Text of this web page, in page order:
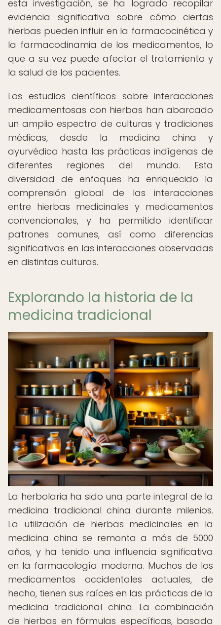
esta investigación, se ha logrado recopilar
evidencia significativa sobre cómo ciertas
hierbas pueden influir en la farmacocinética y
la farmacodinamia de los medicamentos, lo
que a su vez puede afectar el tratamiento y
la salud de los pacientes.
Los estudios científicos sobre interacciones
medicamentosas con hierbas han abarcado
un amplio espectro de culturas y tradiciones
médicas, desde la medicina china y
ayurvédica hasta las prácticas indígenas de
diferentes regiones del mundo. Esta
diversidad de enfoques ha enriquecido la
comprensión global de las interacciones
entre hierbas medicinales y medicamentos
convencionales, y ha permitido identificar
patrones comunes, así como diferencias
significativas en las interacciones observadas
en distintas culturas.
Explorando la historia de la
medicina tradicional
La herbolaria ha sido una parte integral de la
medicina tradicional china durante milenios.
La utilización de hierbas medicinales en la
medicina china se remonta a más de 5000
años, y ha tenido una influencia significativa
en la farmacología moderna. Muchos de los
medicamentos occidentales actuales, de
hecho, tienen sus raíces en las prácticas de la
medicina tradicional china. La combinación
de hierbas en fórmulas específicas, basada